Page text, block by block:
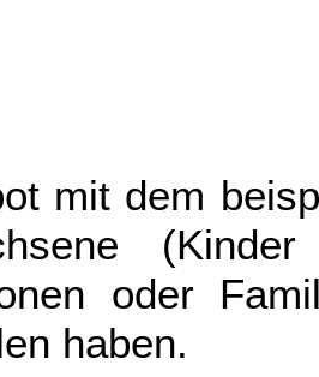
mit dem
oder
haben.